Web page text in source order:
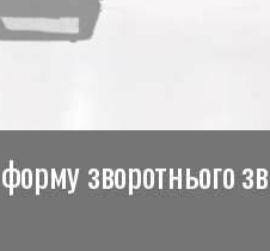
зворотнього